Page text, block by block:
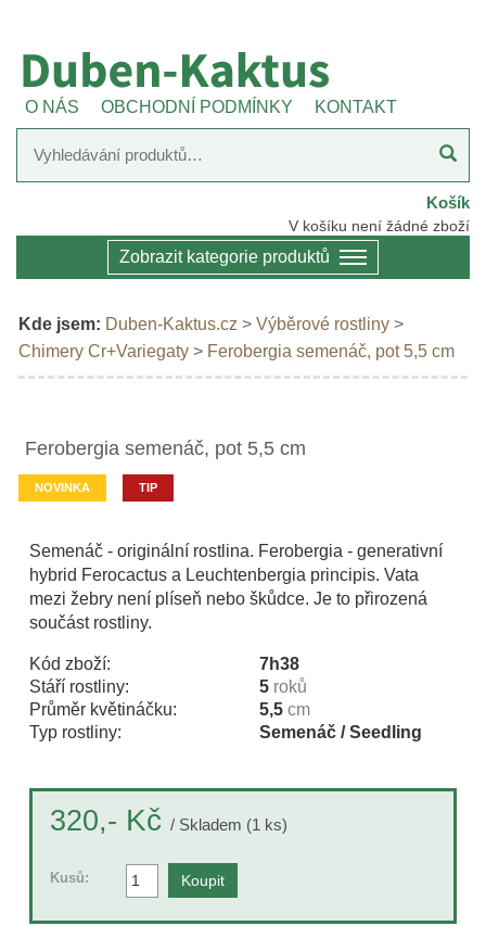
O NÁS OBCHODNÍ PODMÍNKY KONTAKT
Košík
V košíku není žádné zboží
Zobrazit kategorie produktů
Kde jsem: Duben-Kaktus.cz > Výběrové rostliny >
Chimery Cr+Variegaty > Ferobergia semenáč, pot 5,5 cm
Ferobergia semenáč, pot 5,5 cm
NOVINKA TIP
Semenáč - originální rostlina. Ferobergia - generativní
hybrid Ferocactus a Leuchtenbergia principis. Vata
mezi žebry není plíseň nebo škůdce. Je to přirozená
součást rostliny.
Kód zboží:
7h38
Stáří rostliny:
5 roků
Průměr květináčku:
5,5 cm
Typ rostliny:
Semenáč / Seedling
320,- Kč / Skladem (1 ks)
Kusů: